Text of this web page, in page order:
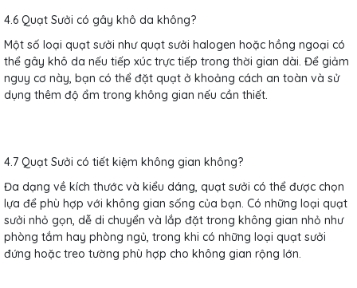
4.6 Quạt Sưởi có gây khô da không?
Một số loại quạt sưởi như quạt sưởi halogen hoặc hồng ngoại có
thể gây khô da nếu tiếp xúc trực tiếp trong thời gian dài. Để giảm
nguy cơ này, bạn có thể đặt quạt ở khoảng cách an toàn và sử
dụng thêm độ ẩm trong không gian nếu cần thiết.
4.7 Quạt Sưởi có tiết kiệm không gian không?
Đa dạng về kích thước và kiểu dáng, quạt sưởi có thể được chọn
lựa để phù hợp với không gian sống của bạn. Có những loại quạt
sưởi nhỏ gọn, dễ di chuyển và lắp đặt trong không gian nhỏ như
phòng tắm hay phòng ngủ, trong khi có những loại quạt sưởi
đứng hoặc treo tường phù hợp cho không gian rộng lớn.